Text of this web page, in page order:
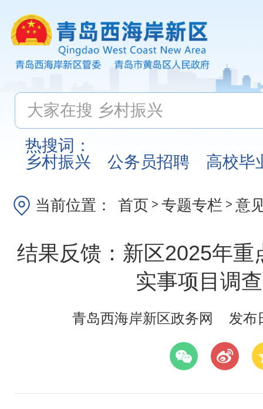
热搜词：
乡村振兴
公务员招聘 高校毕
当前位置： 首页 > 专题专栏 > 意
结果反馈：新区2025年重
实事项目调
青岛西海岸新区政务网 发布